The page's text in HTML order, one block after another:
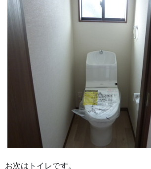
お次はトイレです。